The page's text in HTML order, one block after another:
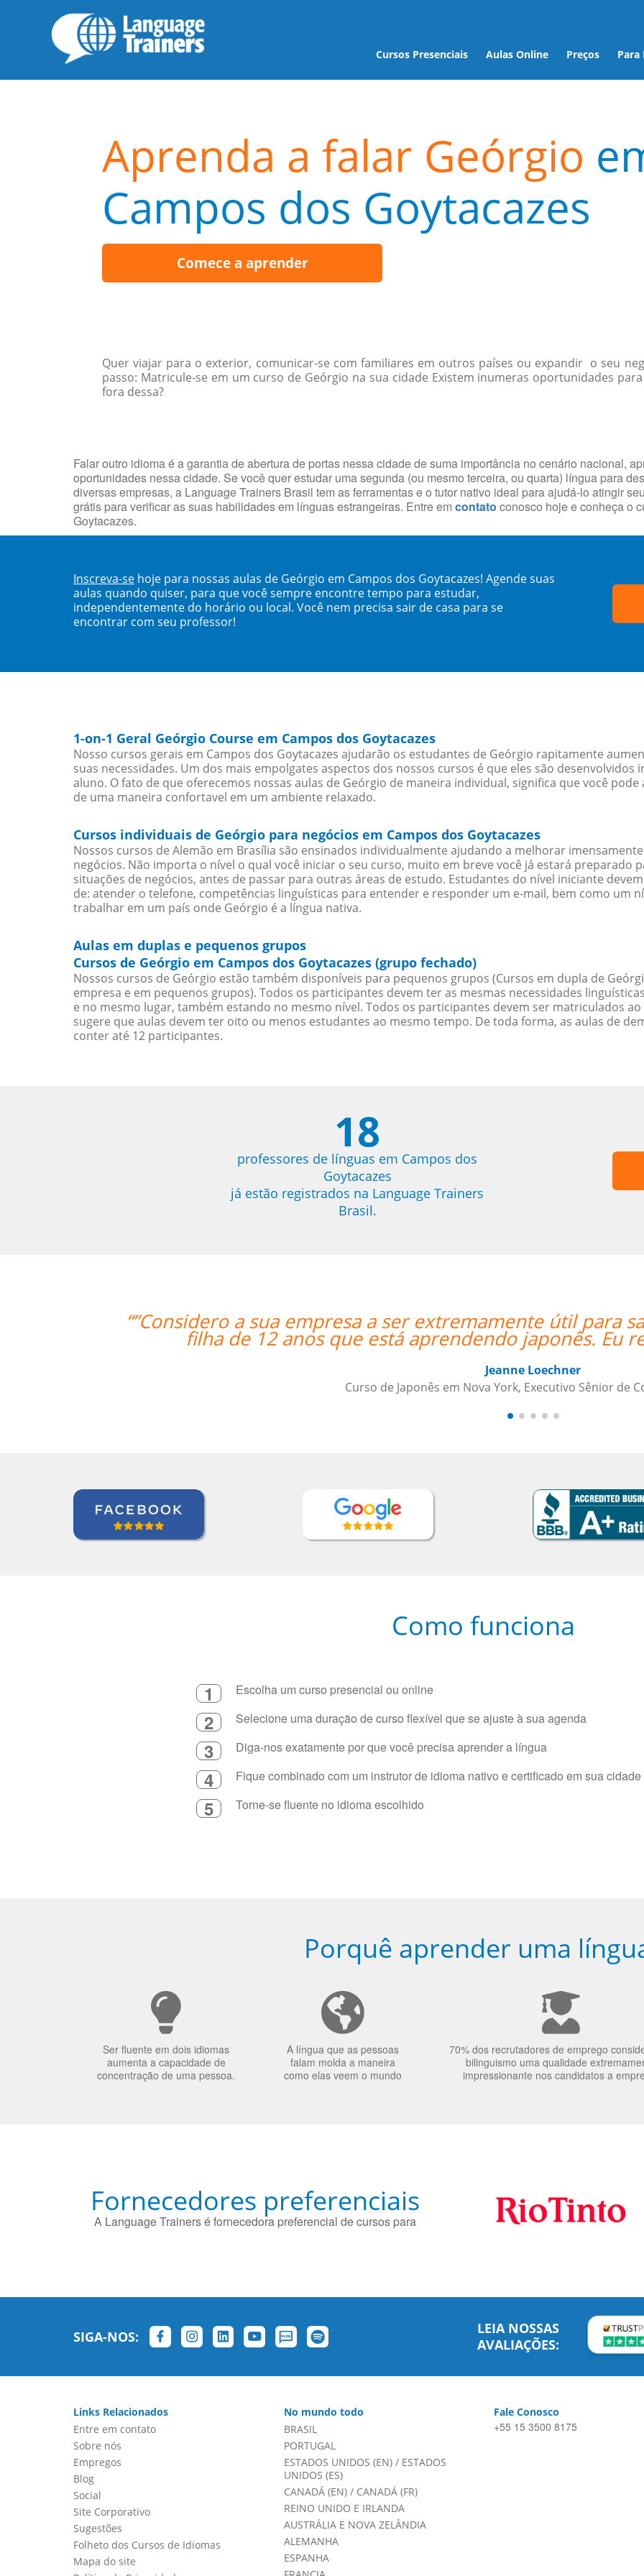
Cursos Presenciais Aulas Online Preços Para
Aprenda a falar Geórgio
Campos dos Goytacazes
Comece a aprender
Quer viajar para o exterior, comunicar-se com familiares em outros países ou expandir o seu
passo: Matricule-se em um curso de Geórgio na sua cidade Existem inumeras oportunidades
fora dessa?
Falar outro idioma é a garantia de abertura de portas nessa cidade de suma importância no cenário nacional,
oportunidades nessa cidade. Se você quer estudar uma segunda (ou mesmo terceira, ou quarta) língua para
diversas empresas, a Language Trainers Brasil tem as ferramentas e o tutor nativo ideal para ajudá-lo atingir
grátis para verificar as suas habilidades em línguas estrangeiras. Entre em contato conosco hoje e conheça o
Goytacazes.
Inscreva-se hoje para nossas aulas de Geórgio em Campos dos Goytacazes! Agende suas
aulas quando quiser, para que você sempre encontre tempo para estudar,
independentemente do horário ou local. Você nem precisa sair de casa para se
encontrar com seu professor!
1-on-1 Geral Geórgio Course em Campos dos Goytacazes
Nosso cursos gerais em Campos dos Goytacazes ajudarão os estudantes de Geórgio rapitamente
suas necessidades. Um dos mais empolgates aspectos dos nossos cursos é que eles são
aluno. O fato de que oferecemos nossas aulas de Geórgio de maneira individual, significa que você
de uma maneira confortavel em um ambiente relaxado.
Cursos individuais de Geórgio para negócios em Campos dos Goytacazes
Nossos cursos de Alemão em Brasília são ensinados individualmente ajudando a melhorar
negócios. Não importa o nível o qual você iniciar o seu curso, muito em breve você já estará preparado
situações de negócios, antes de passar para outras áreas de estudo. Estudantes do nível iniciante
de: atender o telefone, competências linguísticas para entender e responder um e-mail, bem como um
trabalhar em um país onde Geórgio é a língua nativa.
Aulas em duplas e pequenos grupos
Cursos de Geórgio em Campos dos Goytacazes (grupo fechado)
Nossos cursos de Geórgio estão também disponíveis para pequenos grupos (Cursos em dupla de
empresa e em pequenos grupos). Todos os participantes devem ter as mesmas necessidades
e no mesmo lugar, também estando no mesmo nível. Todos os participantes devem ser matriculados
sugere que aulas devem ter oito ou menos estudantes ao mesmo tempo. De toda forma, as aulas de
conter até 12 participantes.
18
professores de línguas em Campos dos
Goytacazes
já estão registrados na Language Trainers
Brasil.
ser extremamente útil para satisfazer as necessidades da minha
aprendendo japonês. Eu recomendo a qualquer um.””
de Japonês em Nova York, Executivo Sênior de Contas, PepsiCo
Como funciona
1 Escolha um curso presencial ou online
2 Selecione uma duração de curso flexível que se ajuste à sua agenda
3 Diga-nos exatamente por que você precisa aprender a língua
4 Fique combinado com um instrutor de idioma nativo e certificado em sua
5 Torne-se fluente no idioma escolhido
Porquê aprender uma
Ser fluente em dois idiomas
aumenta a capacidade de
concentração de uma pessoa.
A língua que as pessoas
falam molda a maneira
como elas veem o mundo
70% dos recrutadores de emprego
bilinguismo uma qualidade
impressionante nos candidatos a
Fornecedores preferenciais
A Language Trainers é fornecedora preferencial de cursos para
SIGA-NOS:
LEIA NOSSAS
AVALIAÇÕES:
Links Relacionados
Entre em contato
Sobre nós
Empregos
Blog
Social
Site Corporativo
Sugestões
Folheto dos Cursos de Idiomas
Mapa do site
No mundo todo
BRASIL
PORTUGAL
ESTADOS UNIDOS (EN)/ ESTADOS
UNIDOS (ES)
CANADÁ (EN)/ CANADÁ (FR)
REINO UNIDO E IRLANDA
AUSTRÁLIA E NOVA ZELÂNDIA
ALEMANHA
ESPANHA
Fale Conosco
+55 15 3500 8175